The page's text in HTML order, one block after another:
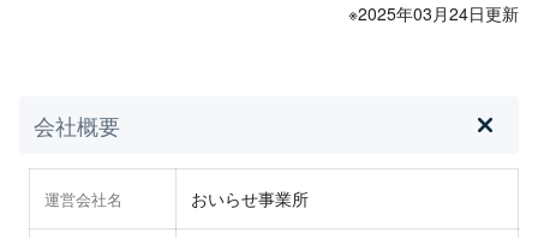
※2025年03月24日更新
会社概要
運営会社名 おいらせ事業所